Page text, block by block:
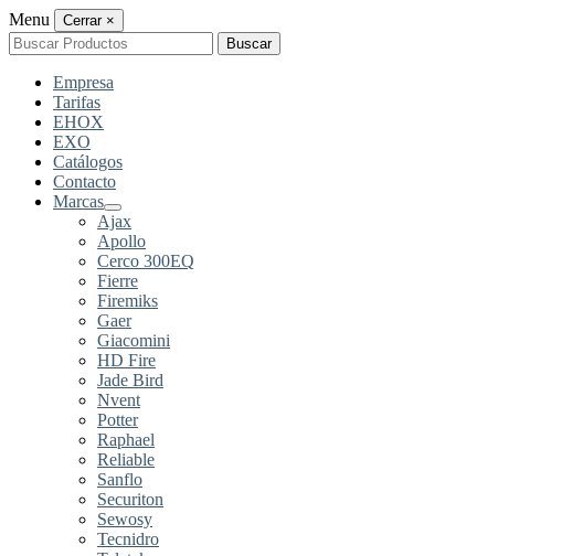
Menu Cerrar ×
Buscar
por:
Buscar
Empresa
Tarifas
EHOX
EXO
Catálogos
Contacto
Marcas
Ajax
Apollo
Cerco 300EQ
Fierre
Firemiks
Gaer
Giacomini
HD Fire
Jade Bird
Nvent
Potter
Raphael
Reliable
Sanflo
Securiton
Sewosy
Tecnidro